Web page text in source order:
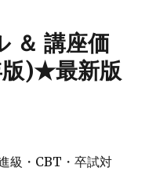
＆ 講座価
)★最新版
級・CBT・卒試対